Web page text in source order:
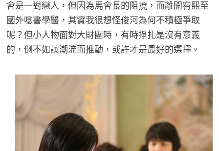
會是一對戀人，但因為馬會長的阻撓，而離開宥熙至
國外唸書學醫，其實我很想怪俊河為何不積極爭取
呢？但小人物面對大財團時，有時掙扎是沒有意義
的，倒不如讓潮流而推動，或許才是最好的選擇。